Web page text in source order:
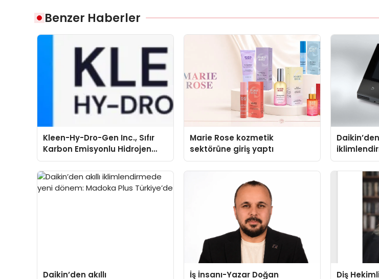
Benzer Haberler
Kleen-Hy-Dro-Gen Inc., Sıfır
Karbon Emisyonlu Hidrojen
Isıtma Teknolojisinde ISO ve
TSSA Düzenleyici Onaylarını
Aldı
Marie Rose kozmetik
sektörüne giriş yaptı
Madoka
Daikin’den akıllı İş İnsanı-Yazar Doğan Diş